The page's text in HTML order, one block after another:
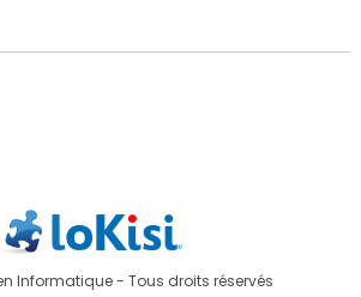
Informatique - Tous droits réservés